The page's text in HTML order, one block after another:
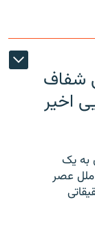
شفاف
اخیر
به یک
ملل عصر